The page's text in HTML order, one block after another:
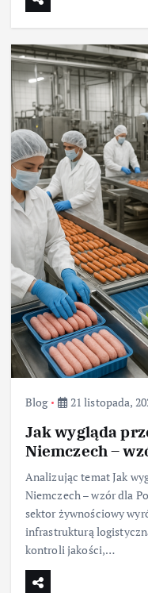
Blog 21 listopada,
Jak wygląda
Niemczech –
Analizując temat Jak
Niemczech – wzór dla
sektor żywnościowy
infrastrukturą
kontroli jakości,…